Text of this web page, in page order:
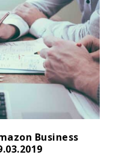
Business